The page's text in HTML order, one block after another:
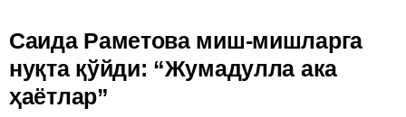
Саида Раметова миш-мишларга
нуқта қўйди: “Жумадулла ака
ҳаётлар”